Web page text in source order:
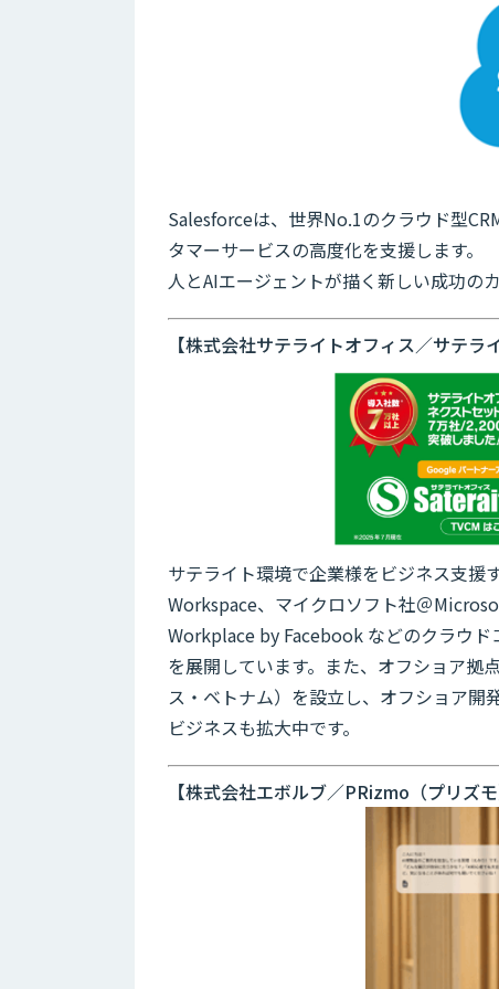
Salesforceは、世界No.1のクラウド型
タマーサービスの高度化を支援します。
人とAIエージェントが描く新しい成功の
【株式会社サテライトオフィス／サテラ
サテライト環境で企業様をビジネス支
Workspace、マイクロソフト社＠
Workplace by Facebook などのクラウド
を展開しています。また、オフショア拠
ス・ベトナム）を設立し、オフショア開
ビジネスも拡大中です。
【株式会社エボルブ／PRizmo（プリズモ